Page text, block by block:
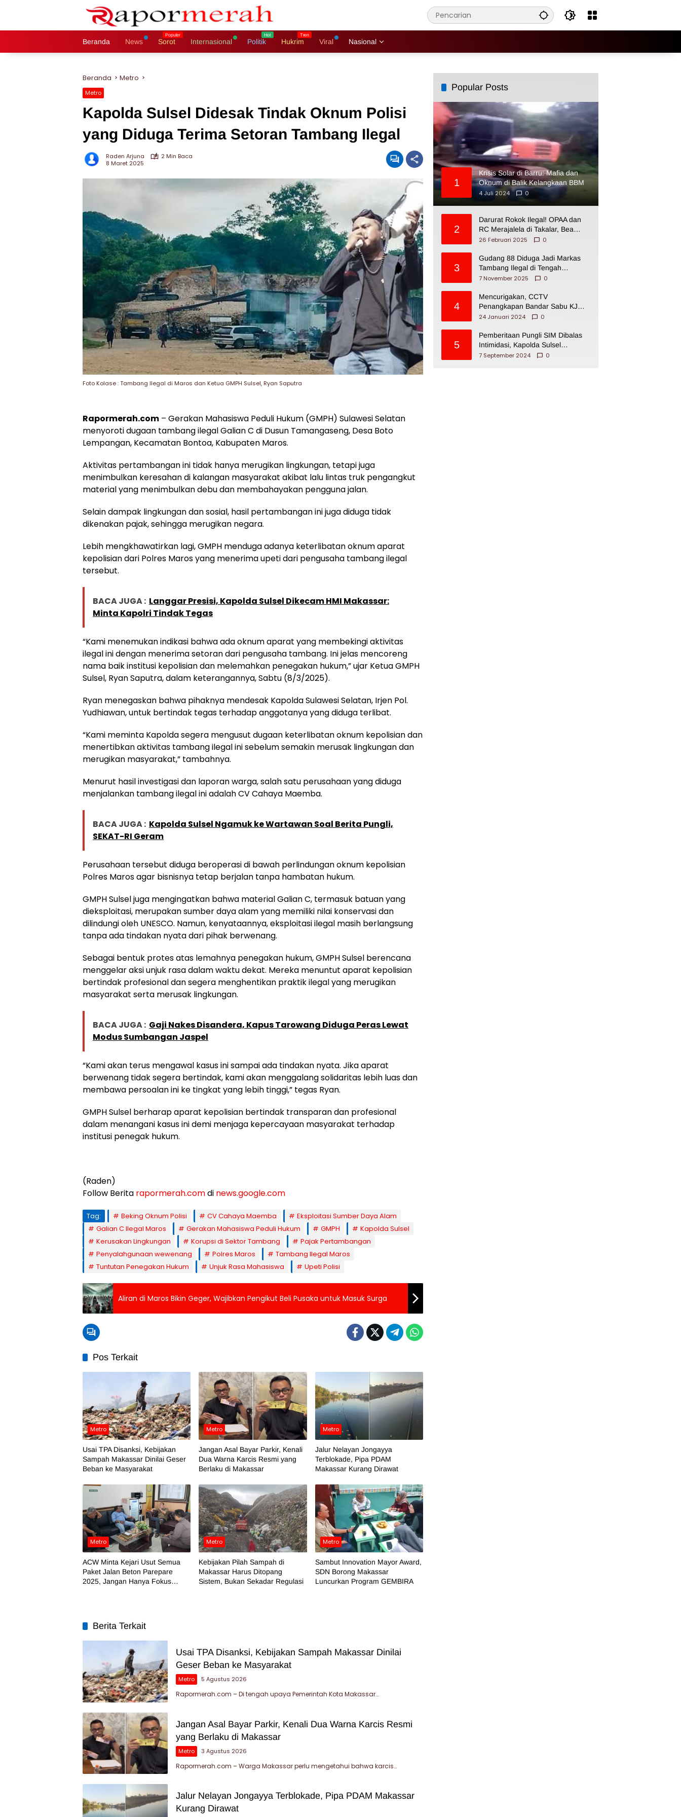
Beranda News Sorot Internasional Politik Hukrim Viral Nasional
Beranda Metro
Metro
Kapolda Sulsel Didesak Tindak Oknum Polisi
yang Diduga Terima Setoran Tambang Ilegal
Raden Arjuna
2 Min Baca
8 Maret 2025
Foto Kolase : Tambang Ilegal di Maros dan Ketua GMPH Sulsel, Ryan Saputra
Rapormerah.com – Gerakan Mahasiswa Peduli Hukum (GMPH) Sulawesi Selatan
menyoroti dugaan tambang ilegal Galian C di Dusun Tamangaseng, Desa Boto
Lempangan, Kecamatan Bontoa, Kabupaten Maros.
Aktivitas pertambangan ini tidak hanya merugikan lingkungan, tetapi juga
menimbulkan keresahan di kalangan masyarakat akibat lalu lintas truk pengangkut
material yang menimbulkan debu dan membahayakan pengguna jalan.
Selain dampak lingkungan dan sosial, hasil pertambangan ini juga diduga tidak
dikenakan pajak, sehingga merugikan negara.
Lebih mengkhawatirkan lagi, GMPH menduga adanya keterlibatan oknum aparat
kepolisian dari Polres Maros yang menerima upeti dari pengusaha tambang ilegal
tersebut.
BACA JUGA : Langgar Presisi, Kapolda Sulsel Dikecam HMI Makassar:
Minta Kapolri Tindak Tegas
“Kami menemukan indikasi bahwa ada oknum aparat yang membekingi aktivitas
ilegal ini dengan menerima setoran dari pengusaha tambang. Ini jelas mencoreng
nama baik institusi kepolisian dan melemahkan penegakan hukum,” ujar Ketua GMPH
Sulsel, Ryan Saputra, dalam keterangannya, Sabtu (8/3/2025).
Ryan menegaskan bahwa pihaknya mendesak Kapolda Sulawesi Selatan, Irjen Pol.
Yudhiawan, untuk bertindak tegas terhadap anggotanya yang diduga terlibat.
“Kami meminta Kapolda segera mengusut dugaan keterlibatan oknum kepolisian dan
menertibkan aktivitas tambang ilegal ini sebelum semakin merusak lingkungan dan
merugikan masyarakat,” tambahnya.
Menurut hasil investigasi dan laporan warga, salah satu perusahaan yang diduga
menjalankan tambang ilegal ini adalah CV Cahaya Maemba.
BACA JUGA : Kapolda Sulsel Ngamuk ke Wartawan Soal Berita Pungli,
SEKAT-RI Geram
Perusahaan tersebut diduga beroperasi di bawah perlindungan oknum kepolisian
Polres Maros agar bisnisnya tetap berjalan tanpa hambatan hukum.
GMPH Sulsel juga mengingatkan bahwa material Galian C, termasuk batuan yang
dieksploitasi, merupakan sumber daya alam yang memiliki nilai konservasi dan
dilindungi oleh UNESCO. Namun, kenyataannya, eksploitasi ilegal masih berlangsung
tanpa ada tindakan nyata dari pihak berwenang.
Sebagai bentuk protes atas lemahnya penegakan hukum, GMPH Sulsel berencana
menggelar aksi unjuk rasa dalam waktu dekat. Mereka menuntut aparat kepolisian
bertindak profesional dan segera menghentikan praktik ilegal yang merugikan
masyarakat serta merusak lingkungan.
BACA JUGA : Gaji Nakes Disandera, Kapus Tarowang Diduga Peras Lewat
Modus Sumbangan Jaspel
“Kami akan terus mengawal kasus ini sampai ada tindakan nyata. Jika aparat
berwenang tidak segera bertindak, kami akan menggalang solidaritas lebih luas dan
membawa persoalan ini ke tingkat yang lebih tinggi,” tegas Ryan.
GMPH Sulsel berharap aparat kepolisian bertindak transparan dan profesional
dalam menangani kasus ini demi menjaga kepercayaan masyarakat terhadap
institusi penegak hukum.
(Raden)
Follow Berita rapormerah.comdi news.google.com
Tag: Beking Oknum Polisi CV Cahaya Maemba
Eksploitasi Sumber Daya Alam
Galian C Ilegal Maros
Gerakan Mahasiswa Peduli Hukum GMPH
Kapolda Sulsel
Kerusakan Lingkungan
Korupsi di Sektor Tambang
Pajak Pertambangan
Penyalahgunaan wewenang
Polres Maros
Tambang Ilegal Maros
Tuntutan Penegakan Hukum
Unjuk Rasa Mahasiswa Upeti Polisi
Aliran di Maros Bikin Geger, Wajibkan Pengikut Beli Pusaka untuk Masuk Surga
Pos Terkait
Metro
Usai TPA Disanksi, Kebijakan
Sampah Makassar Dinilai Geser
Beban ke Masyarakat
Metro
Jangan Asal Bayar Parkir, Kenali
Dua Warna Karcis Resmi yang
Berlaku di Makassar
Metro
Jalur Nelayan Jongayya
Terblokade, Pipa PDAM
Makassar Kurang Dirawat
Metro
ACW Minta Kejari Usut Semua
Paket Jalan Beton Parepare
2025, Jangan Hanya Fokus
Metro
Kebijakan Pilah Sampah di
Makassar Harus Ditopang
Sistem, Bukan Sekadar Regulasi
Metro
Sambut Innovation Mayor Award,
SDN Borong Makassar
Luncurkan Program GEMBIRA
Berita Terkait
Usai TPA Disanksi, Kebijakan Sampah Makassar Dinilai
Geser Beban ke Masyarakat
Metro 5 Agustus 2026
Rapormerah.com – Di tengah upaya Pemerintah Kota Makassar…
Jangan Asal Bayar Parkir, Kenali Dua Warna Karcis Resmi
yang Berlaku di Makassar
Metro 3 Agustus 2026
Rapormerah.com – Warga Makassar perlu mengetahui bahwa karcis…
Jalur Nelayan Jongayya Terblokade, Pipa PDAM Makassar
Kurang Dirawat
Popular Posts
1
Krisis Solar di Barru: Mafia dan
Oknum di Balik Kelangkaan BBM
4 Juli 2024
0
2
Darurat Rokok Ilegal! OPAA dan
RC Merajalela di Takalar, Bea
Cukai Impoten
26 Februari 2025 0
3
Gudang 88 Diduga Jadi Markas
Tambang Ilegal di Tengah
Permukiman Warga Makassar
7 November 2025 0
4
Mencurigakan, CCTV
Penangkapan Bandar Sabu KJ
Disita Oknum BNNP Sulsel
24 Januari 2024 0
5
Pemberitaan Pungli SIM Dibalas
Intimidasi, Kapolda Sulsel
Dikecam PJI Sulsel
7 September 2024 0